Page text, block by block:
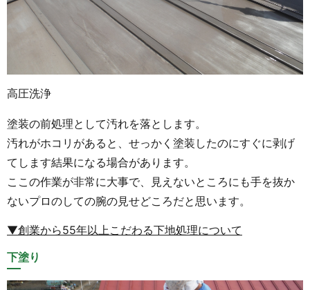
高圧洗浄
塗装の前処理として汚れを落とします。
汚れがホコリがあると、せっかく塗装したのにすぐに剥げ
てします結果になる場合があります。
ここの作業が非常に大事で、見えないところにも手を抜か
ないプロのしての腕の見せどころだと思います。
▼創業から55年以上こだわる下地処理について
下塗り